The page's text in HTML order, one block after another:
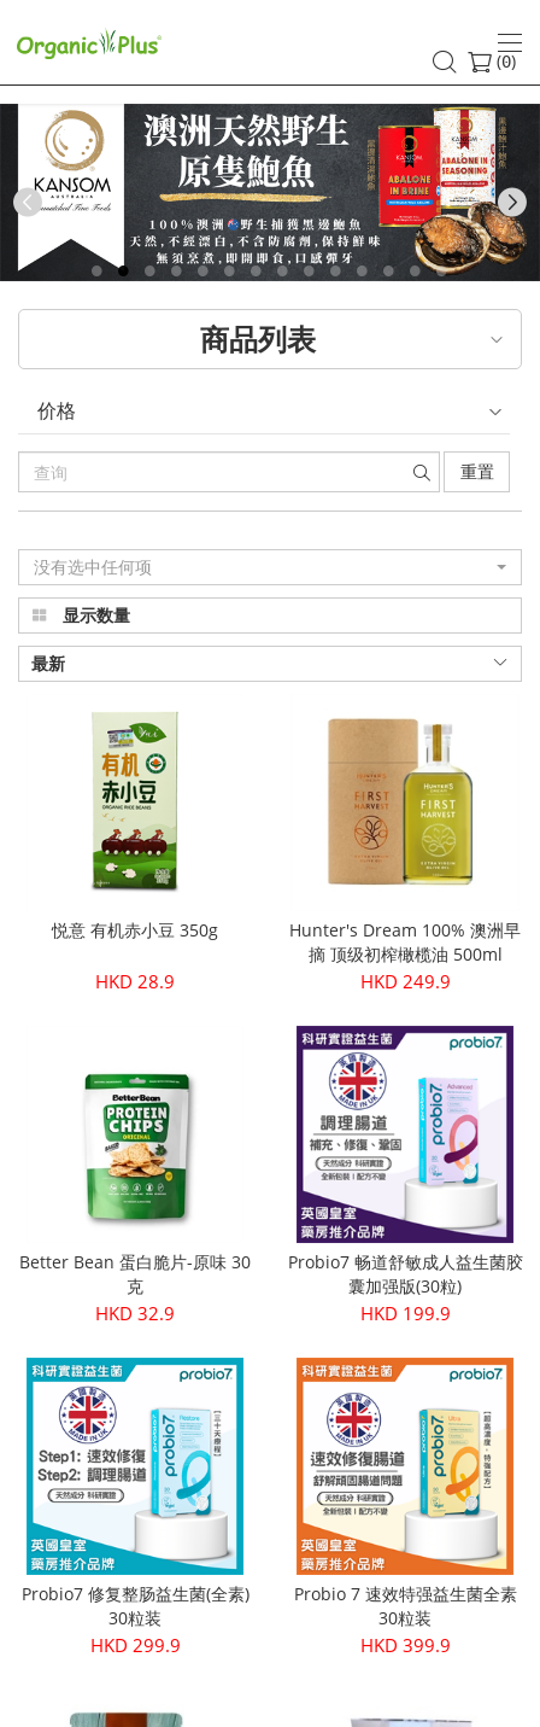
(0)
Previous
商品列表
价格
重置
没有选中任何项
显示数量
最新
悦意 有机赤小豆 350g
HKD 28.9
Hunter's Dream 100% 澳洲早
摘 顶级初榨橄榄油 500ml
HKD 249.9
Better Bean 蛋白脆片-原味 30
克
HKD 32.9
Probio7 畅道舒敏成人益生菌胶
囊加强版(30粒)
HKD 199.9
Probio7 修复整肠益生菌(全素)
30粒装
HKD 299.9
Probio 7 速效特强益生菌全素
30粒装
HKD 399.9